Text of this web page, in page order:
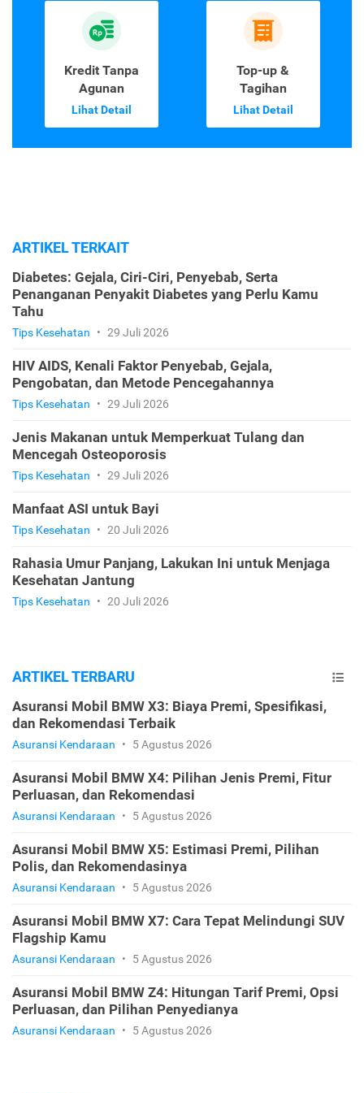
Kredit Tanpa
Agunan
Lihat Detail
Top-up &
Tagihan
Lihat Detail
ARTIKEL TERKAIT
Diabetes: Gejala, Ciri-Ciri, Penyebab, Serta
Penanganan Penyakit Diabetes yang Perlu Kamu
Tahu
Tips Kesehatan • 29 Juli 2026
HIV AIDS, Kenali Faktor Penyebab, Gejala,
Pengobatan, dan Metode Pencegahannya
Tips Kesehatan • 29 Juli 2026
Jenis Makanan untuk Memperkuat Tulang dan
Mencegah Osteoporosis
Tips Kesehatan • 29 Juli 2026
Manfaat ASI untuk Bayi
Tips Kesehatan • 20 Juli 2026
Rahasia Umur Panjang, Lakukan Ini untuk Menjaga
Kesehatan Jantung
Tips Kesehatan • 20 Juli 2026
ARTIKEL TERBARU
Asuransi Mobil BMW X3: Biaya Premi, Spesifikasi,
dan Rekomendasi Terbaik
Asuransi Kendaraan • 5 Agustus 2026
Asuransi Mobil BMW X4: Pilihan Jenis Premi, Fitur
Perluasan, dan Rekomendasi
Asuransi Kendaraan • 5 Agustus 2026
Asuransi Mobil BMW X5: Estimasi Premi, Pilihan
Polis, dan Rekomendasinya
Asuransi Kendaraan • 5 Agustus 2026
Asuransi Mobil BMW X7: Cara Tepat Melindungi SUV
Flagship Kamu
Asuransi Kendaraan • 5 Agustus 2026
Asuransi Mobil BMW Z4: Hitungan Tarif Premi, Opsi
Perluasan, dan Pilihan Penyedianya
Asuransi Kendaraan • 5 Agustus 2026